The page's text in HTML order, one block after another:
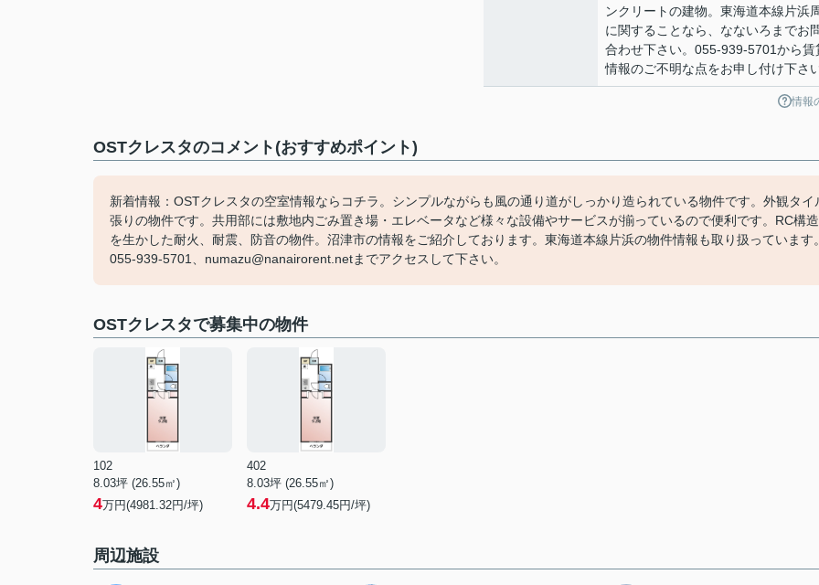
ンクリートの建物。東海道本線片浜
に関することなら、なないろまでお
合わせ下さい。055-939-5701から賃
情報のご不明な点をお申し付け下さ
情報
OSTクレスタのコメント(おすすめポイント)
新着情報：OSTクレスタの空室情報ならコチラ。シンプルながらも風の通り道がしっかり造られている物件です。外観タイ
張りの物件です。共用部には敷地内ごみ置き場・エレベータなど様々な設備やサービスが揃っているので便利です。RC構造
を生かした耐火、耐震、防音の物件。沼津市の情報をご紹介しております。東海道本線片浜の物件情報も取り扱っています
055-939-5701、numazu@nanairorent.netまでアクセスして下さい。
OSTクレスタで募集中の物件
102
8.03坪 (26.55㎡)
4万円(4981.32円/坪)
402
8.03坪 (26.55㎡)
4.4万円(5479.45円/坪)
周辺施設